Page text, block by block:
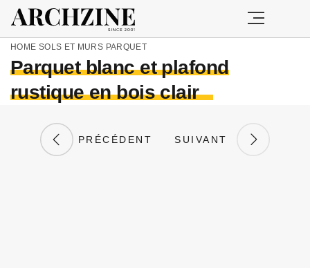
HOME SOLS ET MURS PARQUET
Parquet blanc et plafond
rustique en bois clair
PRÉCÉDENT SUIVANT